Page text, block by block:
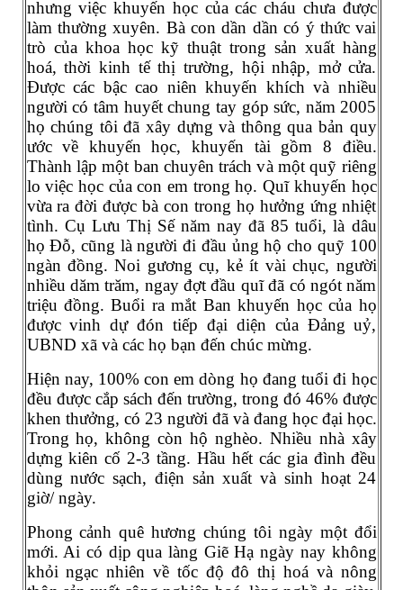
nhưng việc khuyến học của các cháu chưa được
làm thường xuyên. Bà con dần dần có ý thức vai
trò của khoa học kỹ thuật trong sản xuất hàng
hoá, thời kinh tế thị trường, hội nhập, mở cửa.
Được các bậc cao niên khuyến khích và nhiều
người có tâm huyết chung tay góp sức, năm 2005
họ chúng tôi đã xây dựng và thông qua bản quy
ước về khuyến học, khuyến tài gồm 8 điều.
Thành lập một ban chuyên trách và một quỹ riêng
lo việc học của con em trong họ. Quĩ khuyến học
vừa ra đời được bà con trong họ hưởng ứng nhiệt
tình. Cụ Lưu Thị Sế năm nay đã 85 tuổi, là dâu
họ Đỗ, cũng là người đi đầu ủng hộ cho quỹ 100
ngàn đồng. Noi gương cụ, kẻ ít vài chục, người
nhiều dăm trăm, ngay đợt đầu quĩ đã có ngót năm
triệu đồng. Buổi ra mắt Ban khuyến học của họ
được vinh dự đón tiếp đại diện của Đảng uỷ,
UBND xã và các họ bạn đến chúc mừng.
Hiện nay, 100% con em dòng họ đang tuổi đi học
đều được cắp sách đến trường, trong đó 46% được
khen thưởng, có 23 người đã và đang học đại học.
Trong họ, không còn hộ nghèo. Nhiều nhà xây
dựng kiên cố 2-3 tầng. Hầu hết các gia đình đều
dùng nước sạch, điện sản xuất và sinh hoạt 24
giờ/ ngày.
Phong cảnh quê hương chúng tôi ngày một đổi
mới. Ai có dịp qua làng Giẽ Hạ ngày nay không
khỏi ngạc nhiên về tốc độ đô thị hoá và nông